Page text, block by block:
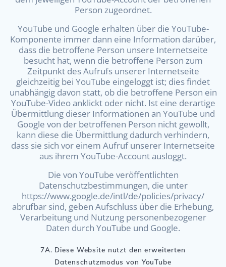
Person zugeordnet.
YouTube und Google erhalten über die YouTube-
Komponente immer dann eine Information darüber,
dass die betroffene Person unsere Internetseite
besucht hat, wenn die betroffene Person zum
Zeitpunkt des Aufrufs unserer Internetseite
gleichzeitig bei YouTube eingeloggt ist; dies findet
unabhängig davon statt, ob die betroffene Person ein
YouTube-Video anklickt oder nicht. Ist eine derartige
Übermittlung dieser Informationen an YouTube und
Google von der betroffenen Person nicht gewollt,
kann diese die Übermittlung dadurch verhindern,
dass sie sich vor einem Aufruf unserer Internetseite
aus ihrem YouTube-Account ausloggt.
Die von YouTube veröffentlichten
Datenschutzbestimmungen, die unter
https://www.google.de/intl/de/policies/privacy/
abrufbar sind, geben Aufschluss über die Erhebung,
Verarbeitung und Nutzung personenbezogener
Daten durch YouTube und Google.
7A. Diese Website nutzt den erweiterten
Datenschutzmodus von YouTube